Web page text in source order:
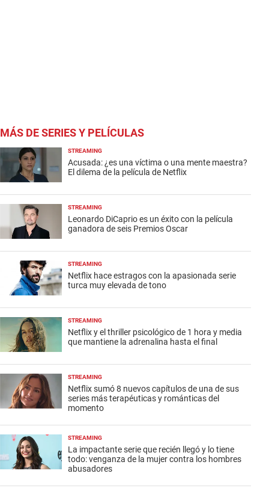
MÁS DE SERIES Y PELÍCULAS
STREAMING
Acusada: ¿es una víctima o una mente maestra?
El dilema de la película de Netflix
STREAMING
Leonardo DiCaprio es un éxito con la película
ganadora de seis Premios Oscar
STREAMING
Netflix hace estragos con la apasionada serie
turca muy elevada de tono
STREAMING
Netflix y el thriller psicológico de 1 hora y media
que mantiene la adrenalina hasta el final
STREAMING
Netflix sumó 8 nuevos capítulos de una de sus
series más terapéuticas y románticas del
momento
STREAMING
La impactante serie que recién llegó y lo tiene
todo: venganza de la mujer contra los hombres
abusadores